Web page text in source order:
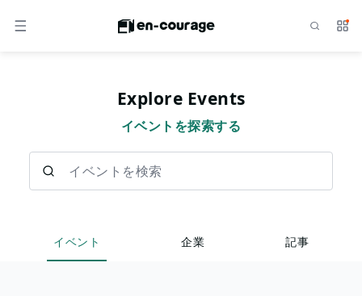
メニュー サ
Explore Events
イベントを探索する
イベント 企業 記事